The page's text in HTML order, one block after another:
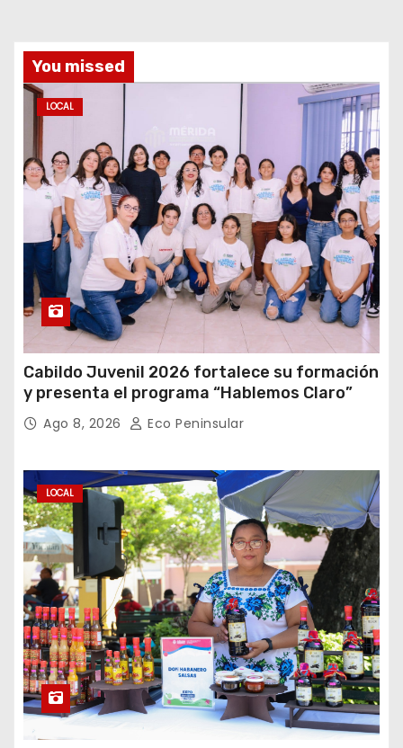
You missed
LOCAL
Cabildo Juvenil 2026 fortalece su formación
y presenta el programa “Hablemos Claro”
Ago 8, 2026 Eco Peninsular
LOCAL